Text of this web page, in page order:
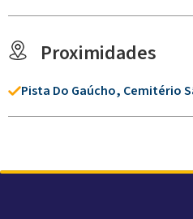
Proximidades
Pista Do Gaúcho, Cemitério